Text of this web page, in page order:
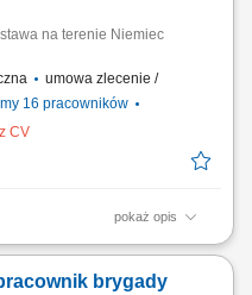
na terenie Niemiec
umowa zlecenie /
16 pracowników
CV
pokaż opis
harmonogramu dostaw
pracując w trybie bez
brygady